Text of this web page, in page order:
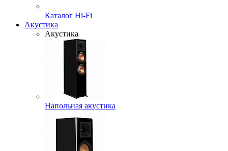
Каталог Hi-Fi
Акустика
Акустика
Напольная акустика